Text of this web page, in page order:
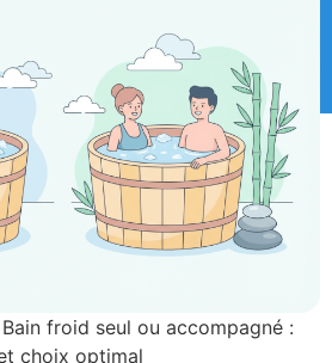
Bain froid seul ou accompagné :
choix optimal